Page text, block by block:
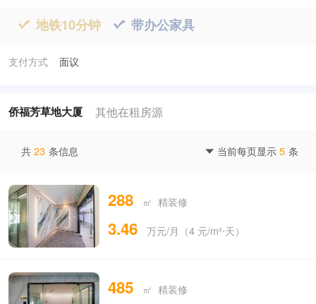
 地铁10分钟  带办公家具
支付方式 面议
侨福芳草地大厦 其他在租房源
共 23 条信息  当前每页显示 5 条
288 ㎡ 精装修
3.46 万元/月（4 元/m²⋅天）
485 ㎡ 精装修